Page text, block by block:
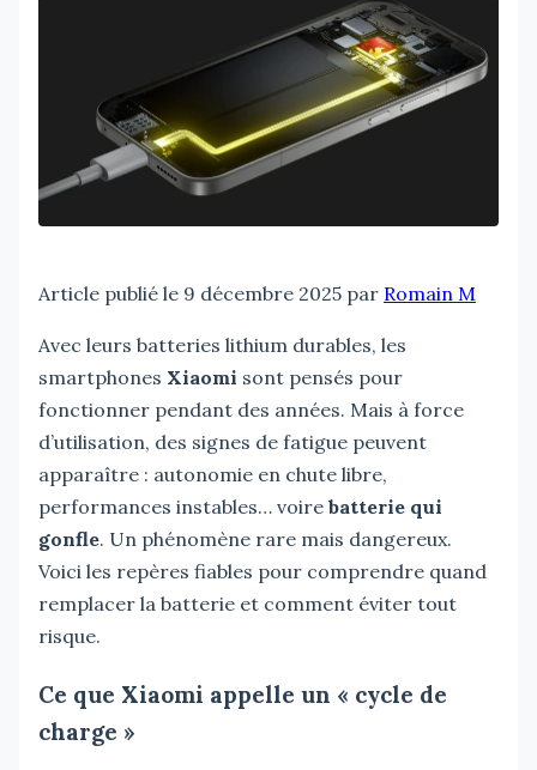
Article publié le 9 décembre 2025 par Romain M
Avec leurs batteries lithium durables, les
smartphones Xiaomi sont pensés pour
fonctionner pendant des années. Mais à force
d’utilisation, des signes de fatigue peuvent
apparaître : autonomie en chute libre,
performances instables… voire batterie qui
gonfle. Un phénomène rare mais dangereux.
Voici les repères fiables pour comprendre quand
remplacer la batterie et comment éviter tout
risque.
Ce que Xiaomi appelle un « cycle de
charge »